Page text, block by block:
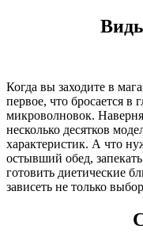
Когда вы заходите в
первое, что бросается
микроволновок.
несколько десятков
характеристик. А что
остывший обед,
готовить диетические
зависеть не только